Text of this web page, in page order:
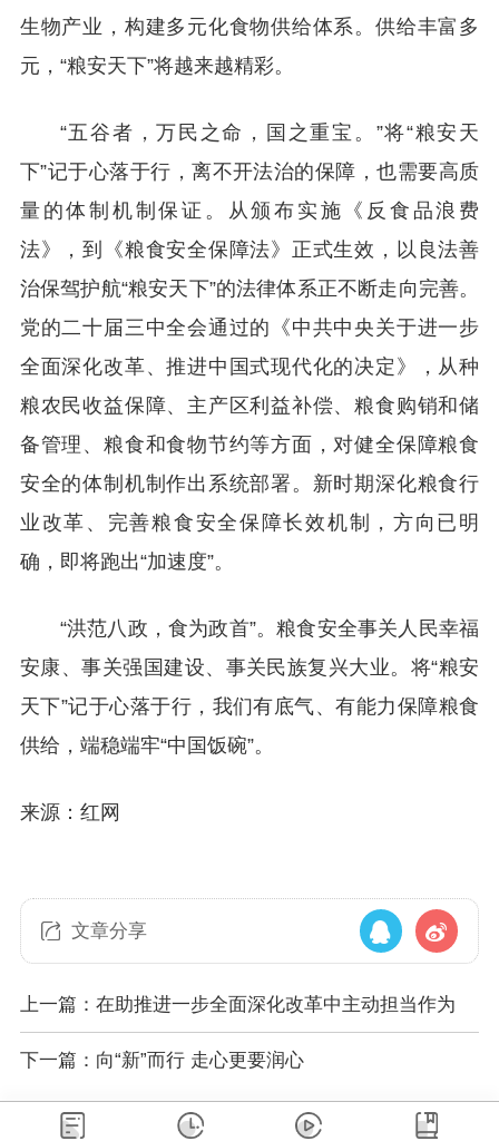
生物产业，构建多元化食物供给体系。供给丰富多
元，“粮安天下”将越来越精彩。
“五谷者，万民之命，国之重宝。”将“粮安天
下”记于心落于行，离不开法治的保障，也需要高质
量的体制机制保证。从颁布实施《反食品浪费
法》，到《粮食安全保障法》正式生效，以良法善
治保驾护航“粮安天下”的法律体系正不断走向完善。
党的二十届三中全会通过的《中共中央关于进一步
全面深化改革、推进中国式现代化的决定》，从种
粮农民收益保障、主产区利益补偿、粮食购销和储
备管理、粮食和食物节约等方面，对健全保障粮食
安全的体制机制作出系统部署。新时期深化粮食行
业改革、完善粮食安全保障长效机制，方向已明
确，即将跑出“加速度”。
“洪范八政，食为政首”。粮食安全事关人民幸福
安康、事关强国建设、事关民族复兴大业。将“粮安
天下”记于心落于行，我们有底气、有能力保障粮食
供给，端稳端牢“中国饭碗”。
来源：红网
文章分享
上一篇：在助推进一步全面深化改革中主动担当作为
下一篇：向“新”而行 走心更要润心